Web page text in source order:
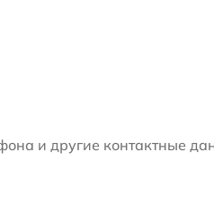
и другие контактные